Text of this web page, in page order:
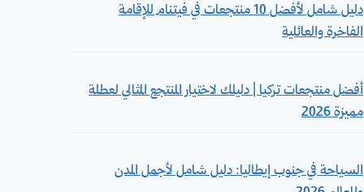
دليل شامل لأفضل 10 منتجعات في فيتنام للإقامة
الفاخرة والعائلية
أفضل منتجعات تركيا | دليلك لاختيار المنتجع المثالي لعطلة
مميزة 2026
السياحة في جنوب إيطاليا: دليل شامل لأجمل المدن